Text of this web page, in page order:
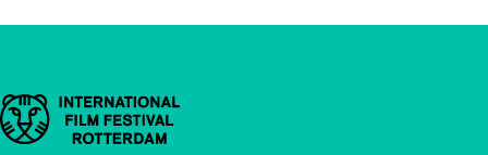
Belangrijke links